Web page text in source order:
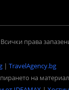
права
| TravelAgency.bg
на